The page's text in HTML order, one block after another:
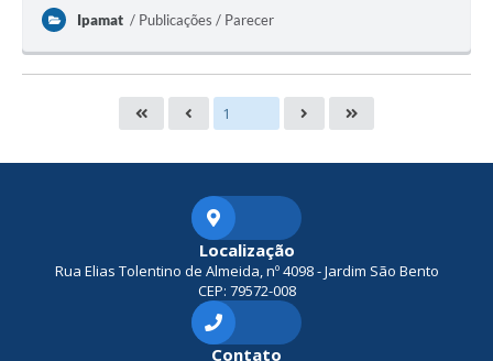
Ipamat Publicações / Parecer
Localização
Rua Elias Tolentino de Almeida, nº 4098 - Jardim São Bento
CEP: 79572-008
Contato